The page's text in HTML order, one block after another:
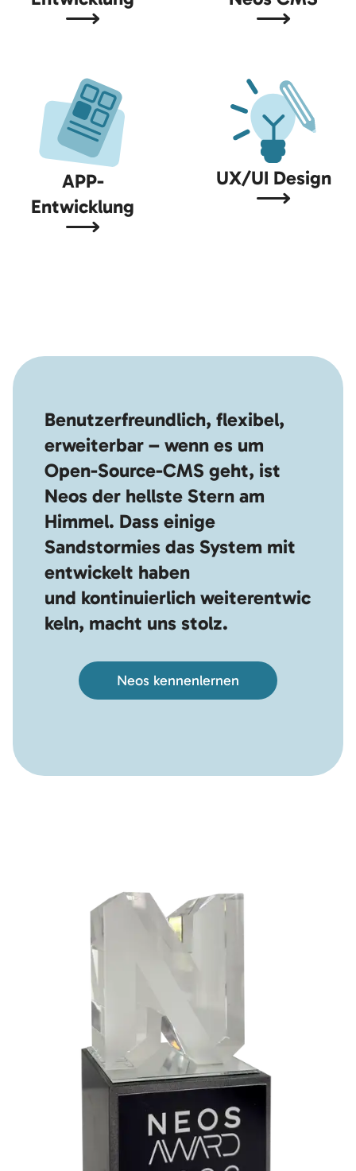
APP-
Entwicklung
UX/UI Design
Benutzerfreundlich, flexibel,
erweiterbar – wenn es um
Open-Source-CMS geht, ist
Neos der hellste Stern am
Himmel. Dass einige
Sandstormies das System mit
entwickelt haben
und kontinuierlich weiterentwic
keln, macht uns stolz.
Neos kennenlernen